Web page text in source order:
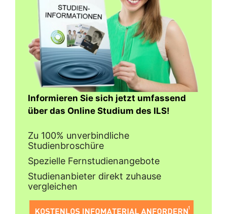
Informieren Sie sich jetzt umfassend
über das Online Studium des ILS!
Zu 100% unverbindliche
Studienbroschüre
Spezielle Fernstudienangebote
Studienanbieter direkt zuhause
vergleichen